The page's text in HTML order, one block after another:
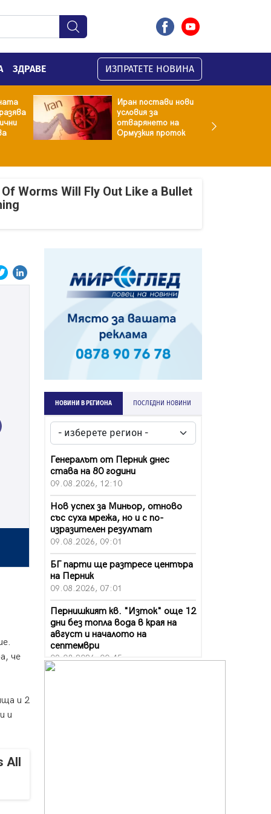
ЗДРАВЕ ИЗПРАТЕТЕ НОВИНА
Иран постави нови
условия за
отварянето на
Ормузкия проток
Worms Will Fly Out Like a Bullet
че
и 2
и
All
НОВИНИ В РЕГИОНА ПОСЛЕДНИ НОВИНИ
Генералът от Перник днес
става на 80 години
09.08.2026, 12:10
Нов успех за Миньор, отново
със суха мрежа, но и с по-
изразителен резултат
09.08.2026, 09:01
БГ парти ще разтресе центъра
на Перник
09.08.2026, 07:01
Пернишкият кв. "Изток" още 12
дни без топла вода в края на
август и началото на
септември
09.08.2026, 00:45